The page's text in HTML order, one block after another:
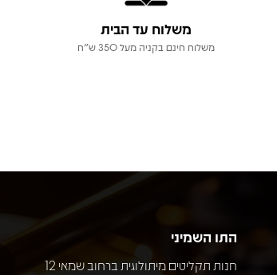
משלוח עד הבית
משלוח חינם בקניה מעל 350 ש"ח
התו השמיני
חנות תקליטים מיתולוגית ברחוב שמאי 12